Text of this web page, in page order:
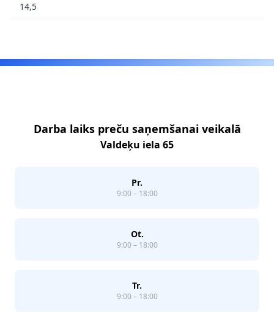
14,5
Darba laiks preču saņemšanai veikalā
Valdeķu iela 65
Pr.
9:00 – 18:00
Ot.
9:00 – 18:00
Tr.
9:00 – 18:00